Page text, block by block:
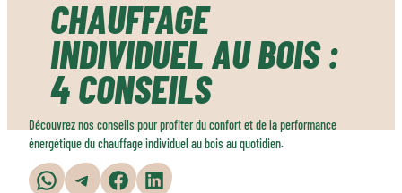
CHAUFFAGE
INDIVIDUEL AU BOIS :
4 CONSEILS
Découvrez nos conseils pour profiter du confort et de la performance
énergétique du chauffage individuel au bois au quotidien.
Partager sur WhatsApp Partager sur Telegram Partager sur Facebook Partager sur LinkedIn